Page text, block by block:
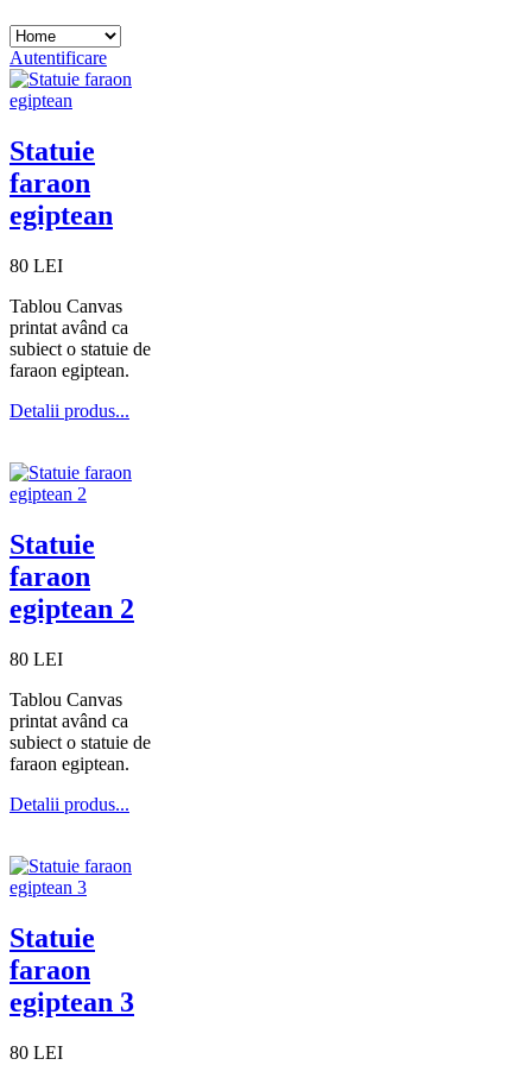
Autentificare
Statuie
faraon
egiptean
80 LEI
Tablou Canvas
printat având ca
subiect o statuie de
faraon egiptean.
Detalii produs...
Statuie
faraon
egiptean 2
80 LEI
Tablou Canvas
printat având ca
subiect o statuie de
faraon egiptean.
Detalii produs...
Statuie
faraon
egiptean 3
80 LEI